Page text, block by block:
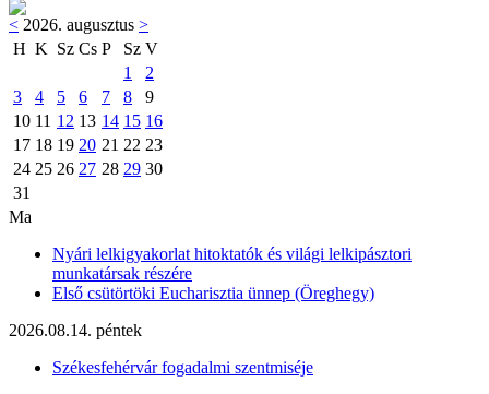
< 2026. augusztus >
H K Sz Cs P Sz V
1
2
3
4 5 6 7 8
9
10 11 12 13 14 15 16
17 18 19 20 21 22 23
24 25 26 27 28 29 30
31
Ma
Nyári lelkigyakorlat hitoktatók és világi lelkipásztori
munkatársak részére
Első csütörtöki Eucharisztia ünnep (Öreghegy)
2026.08.14. péntek
Székesfehérvár fogadalmi szentmiséje